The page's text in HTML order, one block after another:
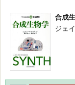
合成
ジェ